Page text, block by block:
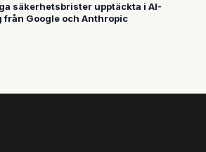
säkerhetsbrister upptäckta i AI-
från Google och Anthropic